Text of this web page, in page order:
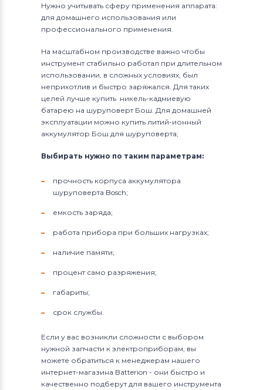
Нужно учитывать сферу применения аппарата:
для домашнего использования или
профессионального применения.
На масштабном производстве важно чтобы
инструмент стабильно работал при длительном
использовании, в сложных условиях, был
неприхотлив и быстро заряжался. Для таких
целей лучше купить никель-кадмиевую
батарею на шуруповерт Бош. Для домашней
эксплуатации можно купить литий-ионный
аккумулятор Бош для шуруповерта;
Выбирать нужно по таким параметрам:
прочность корпуса аккумулятора
шуруповерта Bosch;
емкость заряда;
работа прибора при больших нагрузках;
наличие памяти;
процент само разряжения;
габариты;
срок службы.
Если у вас возникли сложности с выбором
нужной запчасти к электроприборам, вы
можете обратиться к менеджерам нашего
интернет-магазина Batterion - они быстро и
качественно подберут для вашего инструмента